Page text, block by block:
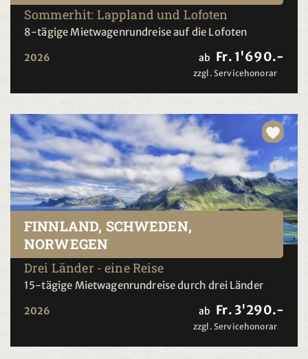
Sommerhit: Lappland und Lofoten
8-tägige Mietwagenrundreise auf die Lofoten
2026 ab Fr. 1'690.-
zzgl. Servicehonorar
FINNLAND, SCHWEDEN,
NORWEGEN
Drei Länder - eine Reise
15-tägige Mietwagenrundreise durch drei Länder
2026 ab Fr. 3'290.-
zzgl. Servicehonorar